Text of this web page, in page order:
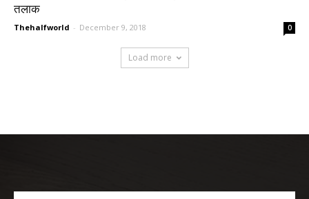
तलाक
Thehalfworld - December 9, 2018 0
Load more